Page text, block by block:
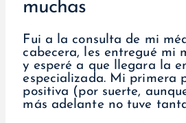
muchas
Fui a la consulta de mi
cabecera, les entregué mi
y esperé a que llegara la
especializada. Mi primera
positiva (por suerte,
más adelante no tuve